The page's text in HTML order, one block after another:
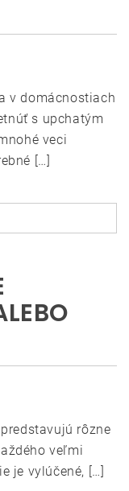
v domácnostiach
s upchatým
veci
[…]
rôzne
veľmi
je vylúčené, […]